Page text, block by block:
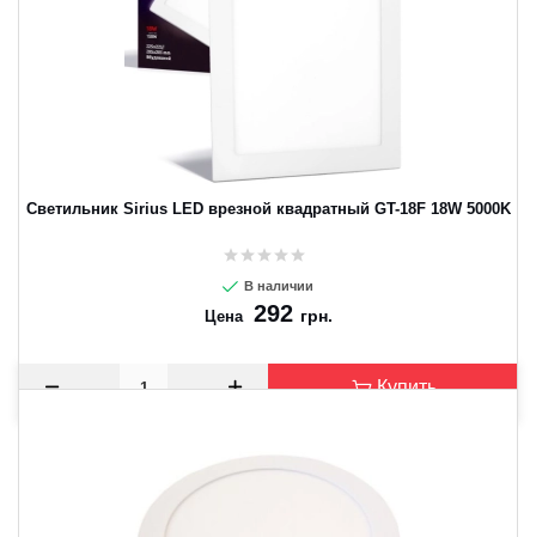
Светильник Sirius LED врезной квадратный GT-18F 18W 5000K
В наличии
Цена 292 грн.
Купить
CANCEL